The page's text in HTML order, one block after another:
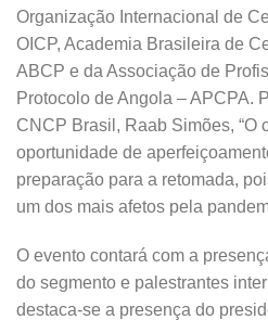
Organização Internacional de
OICP, Academia Brasileira de
ABCP e da Associação de
Protocolo de Angola – APCPA.
CNCP Brasil, Raab Simões, “O
oportunidade de
preparação para a retomada,
um dos mais afetos pela
O evento contará com a
do segmento e palestrantes
destaca-se a presença do